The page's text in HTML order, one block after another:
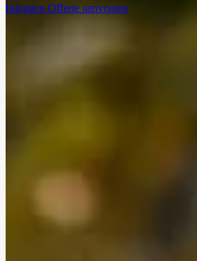
Inloggen Offerte aanvragen